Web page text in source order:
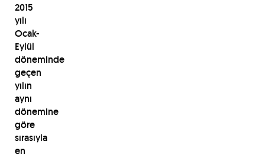
2015
yılı
Ocak-
Eylül
döneminde
geçen
yılın
aynı
dönemine
göre
sırasıyla
en